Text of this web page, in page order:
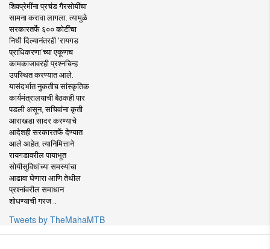
शिवप्रेमींना प्रचंड गैरसोयींचा
सामना करावा लागला. त्यामुळे
सरकारतर्फे ६०० कोटींचा
निधी दिल्यानंतरही ‘रायगड
प्राधिकरणा’च्या एकूणच
कामकाजावरही प्रश्नचिन्ह
उपस्थित करण्यात आले.
यासंदर्भात नुकतीच सांस्कृतिक
कार्यमंत्रालयाची बैठकही पार
पडली असून, सचिवांना कृती
आराखडा सादर करण्याचे
आदेशही सरकारतर्फे देण्यात
आले आहेत. त्यानिमित्ताने
रायगडावरील पायाभूत
सोयीसुविधांच्या समस्यांचा
आढावा घेणारा आणि तेथील
प्रश्नांवरील समाधान
शोधण्याची गरज ..
Tweets by TheMahaMTB